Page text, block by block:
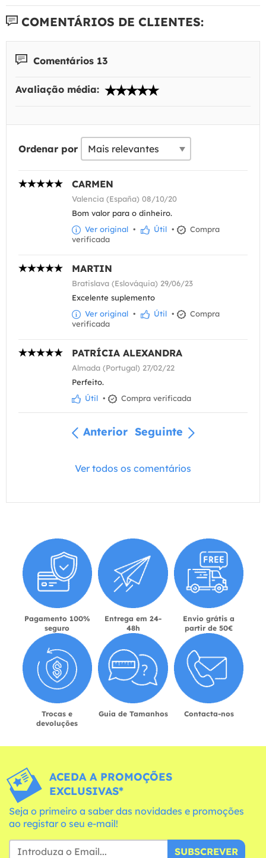
COMENTÁRIOS DE CLIENTES:
Comentários 13
Avaliação média:
Ordenar por
CARMEN
Valencia (España) 08/10/20
Bom valor para o dinheiro.
Ver original • Útil •
Compra
verificada
MARTIN
Bratislava (Eslováquia) 29/06/23
Excelente suplemento
Ver original • Útil •
Compra
verificada
PATRÍCIA ALEXANDRA
Almada (Portugal) 27/02/22
Perfeito.
Útil • Compra verificada
Anterior Seguinte
Ver todos os comentários
Pagamento 100%
seguro
Entrega em 24-
48h
Envio grátis a
partir de 50€
Trocas e
devoluções
Guia de Tamanhos Contacta-nos
ACEDA A PROMOÇÕES
EXCLUSIVAS*
Seja o primeiro a saber das novidades e promoções
ao registar o seu e-mail!
SUBSCREVER